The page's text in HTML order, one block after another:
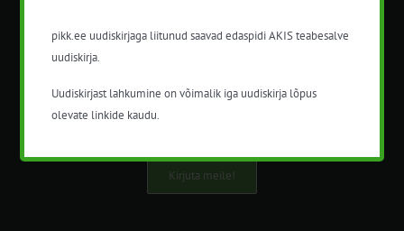
nõustamisteenuseid.
info@pikk.ee
Kirjuta meile!
pikk.ee uudiskirjaga liitunud saavad edaspidi AKIS teabesalve
uudiskirja.
Uudiskirjast lahkumine on võimalik iga uudiskirja lõpus
olevate linkide kaudu.